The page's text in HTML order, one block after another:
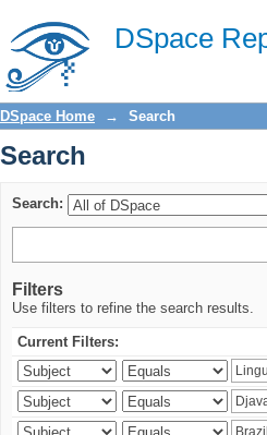
DSpace
Search
DSpace Home → Search
Search
Search:
Filters
Use filters to refine the search results.
Current Filters: